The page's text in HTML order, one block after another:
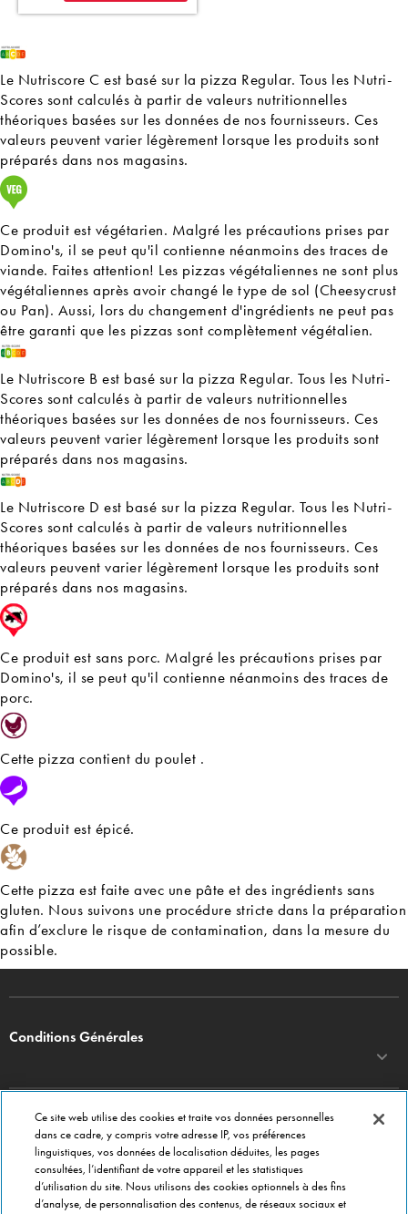
Le Nutriscore C est basé sur la pizza Regular. Tous les Nutri-
Scores sont calculés à partir de valeurs nutritionnelles
théoriques basées sur les données de nos fournisseurs. Ces
valeurs peuvent varier légèrement lorsque les produits sont
préparés dans nos magasins.
Ce produit est végétarien. Malgré les précautions prises par
Domino's, il se peut qu'il contienne néanmoins des traces de
viande. Faites attention! Les pizzas végétaliennes ne sont plus
végétaliennes après avoir changé le type de sol (Cheesycrust
ou Pan). Aussi, lors du changement d'ingrédients ne peut pas
être garanti que les pizzas sont complètement végétalien.
Le Nutriscore B est basé sur la pizza Regular. Tous les Nutri-
Scores sont calculés à partir de valeurs nutritionnelles
théoriques basées sur les données de nos fournisseurs. Ces
valeurs peuvent varier légèrement lorsque les produits sont
préparés dans nos magasins.
Le Nutriscore D est basé sur la pizza Regular. Tous les Nutri-
Scores sont calculés à partir de valeurs nutritionnelles
théoriques basées sur les données de nos fournisseurs. Ces
valeurs peuvent varier légèrement lorsque les produits sont
préparés dans nos magasins.
Ce produit est sans porc. Malgré les précautions prises par
Domino's, il se peut qu'il contienne néanmoins des traces de
porc.
Cette pizza contient du poulet .
Ce produit est épicé.
Cette pizza est faite avec une pâte et des ingrédients sans
gluten. Nous suivons une procédure stricte dans la préparation
afin d’exclure le risque de contamination, dans la mesure du
possible.
Conditions Générales
DOMINO'S PIZZA
Commander en ligne
A propos de Domino's
Ce site web utilise des cookies et traite vos données personnelles
dans ce cadre, y compris votre adresse IP, vos préférences
linguistiques, vos données de localisation déduites, les pages
consultées, l’identifiant de votre appareil et les statistiques
d’utilisation du site. Nous utilisons des cookies optionnels à des fins
d’analyse, de personnalisation des contenus, de réseaux sociaux et